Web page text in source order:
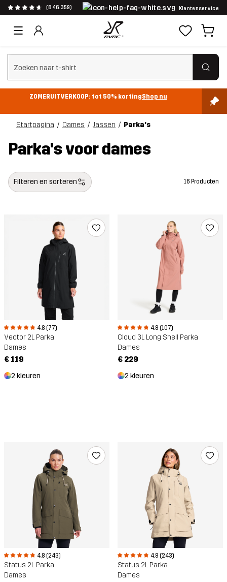
(846.359) Klantenservice
Zoeken wissen
ZOMERUITVERKOOP: tot 50% kortingShop nu
Startpagina Dames Jassen Parka's
Parka's voor dames
Filteren en sorteren 16 Producten
4.8 (77)
Vector 2L Parka
Dames
€ 119
2 kleuren
4.8 (107)
Cloud 3L Long Shell Parka
Dames
€ 229
2 kleuren
4.8 (243)
Status 2L Parka
Dames
4.8 (243)
Status 2L Parka
Dames